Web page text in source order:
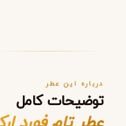
درباره این عطر
توضیحات کامل